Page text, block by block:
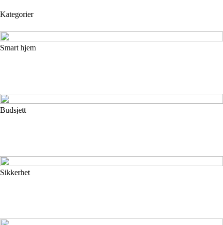
Kategorier
Smart hjem
Budsjett
Sikkerhet